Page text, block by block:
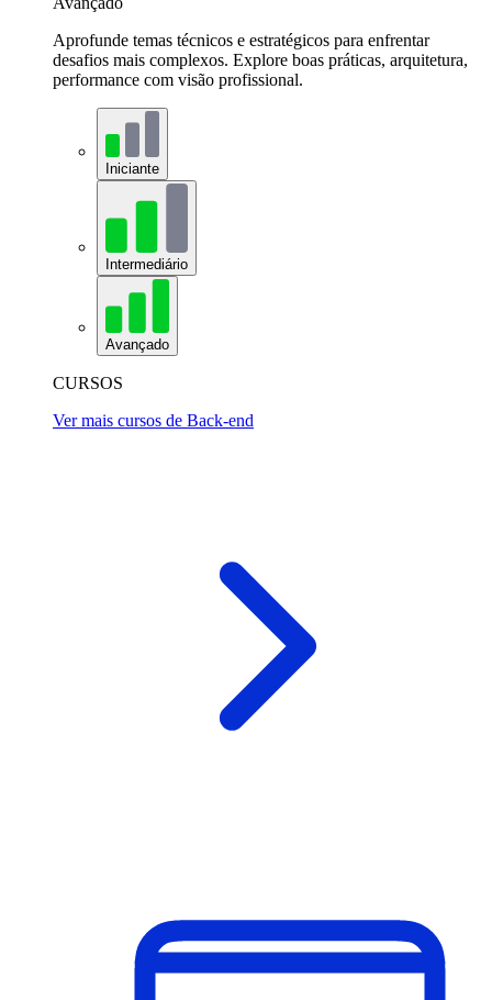
Aprofunde temas técnicos e estratégicos para enfrentar
desafios mais complexos. Explore boas práticas, arquitetura,
performance com visão profissional.
Iniciante
Intermediário
Avançado
CURSOS
Ver mais cursos de Back-end